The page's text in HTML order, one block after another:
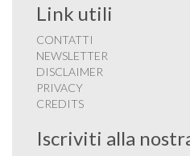
Link utili
CONTATTI
NEWSLETTER
DISCLAIMER
PRIVACY
CREDITS
Iscriviti alla